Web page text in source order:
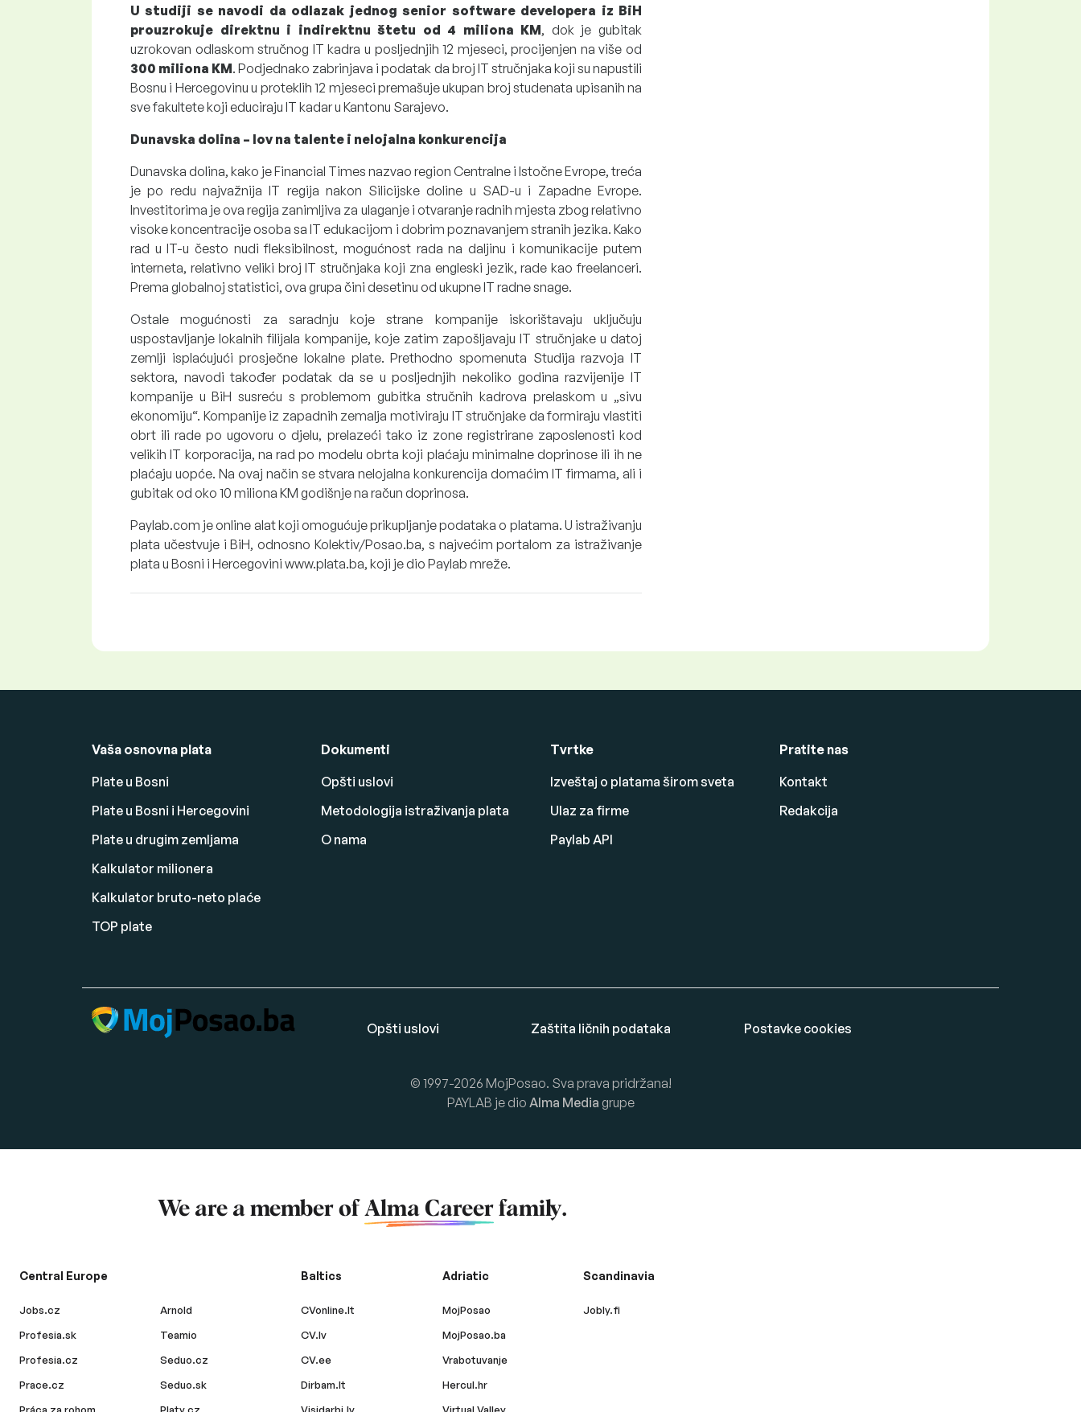
U studiji se navodi da odlazak jednog senior software developera iz BiH
prouzrokuje direktnu i indirektnu štetu od 4 miliona KM, dok je gubitak
uzrokovan odlaskom stručnog IT kadra u posljednjih 12 mjeseci, procijenjen na više od
300 miliona KM. Podjednako zabrinjava i podatak da broj IT stručnjaka koji su napustili
Bosnu i Hercegovinu u proteklih 12 mjeseci premašuje ukupan broj studenata upisanih na
sve fakultete koji educiraju IT kadar u Kantonu Sarajevo.
Dunavska dolina – lov na talente i nelojalna konkurencija
Dunavska dolina, kako je Financial Times nazvao region Centralne i Istočne Evrope, treća
je po redu najvažnija IT regija nakon Silicijske doline u SAD-u i Zapadne Evrope.
Investitorima je ova regija zanimljiva za ulaganje i otvaranje radnih mjesta zbog relativno
visoke koncentracije osoba sa IT edukacijom i dobrim poznavanjem stranih jezika. Kako
rad u IT-u često nudi fleksibilnost, mogućnost rada na daljinu i komunikacije putem
interneta, relativno veliki broj IT stručnjaka koji zna engleski jezik, rade kao freelanceri.
Prema globalnoj statistici, ova grupa čini desetinu od ukupne IT radne snage.
Ostale mogućnosti za saradnju koje strane kompanije iskorištavaju uključuju
uspostavljanje lokalnih filijala kompanije, koje zatim zapošljavaju IT stručnjake u datoj
zemlji isplaćujući prosječne lokalne plate. Prethodno spomenuta Studija razvoja IT
sektora, navodi također podatak da se u posljednjih nekoliko godina razvijenije IT
kompanije u BiH susreću s problemom gubitka stručnih kadrova prelaskom u „sivu
ekonomiju“. Kompanije iz zapadnih zemalja motiviraju IT stručnjake da formiraju vlastiti
obrt ili rade po ugovoru o djelu, prelazeći tako iz zone registrirane zaposlenosti kod
velikih IT korporacija, na rad po modelu obrta koji plaćaju minimalne doprinose ili ih ne
plaćaju uopće. Na ovaj način se stvara nelojalna konkurencija domaćim IT firmama, ali i
gubitak od oko 10 miliona KM godišnje na račun doprinosa.
Paylab.com je online alat koji omogućuje prikupljanje podataka o platama. U istraživanju
plata učestvuje i BiH, odnosno Kolektiv/Posao.ba, s najvećim portalom za istraživanje
plata u Bosni i Hercegovini www.plata.ba, koji je dio Paylab mreže.
Vaša osnovna plata
Plate u Bosni
Plate u Bosni i Hercegovini
Plate u drugim zemljama
Kalkulator milionera
Kalkulator bruto-neto plaće
TOP plate
Dokumenti
Opšti uslovi
Metodologija istraživanja plata
O nama
Tvrtke
Izveštaj o platama širom sveta
Ulaz za firme
Paylab API
Pratite nas
Kontakt
Redakcija
Opšti uslovi Zaštita ličnih podataka Postavke cookies
© 1997-2026 MojPosao. Sva prava pridržana!
PAYLAB je dio Alma Media grupe
We are a member of Alma Careerfamily.
Central Europe
Jobs.cz
Profesia.sk
Profesia.cz
Prace.cz
Arnold
Teamio
Seduo.cz
Seduo.sk
Baltics
CVonline.lt
CV.lv
CV.ee
Dirbam.lt
Adriatic
MojPosao
MojPosao.ba
Vrabotuvanje
Hercul.hr
Scandinavia
Jobly.fi